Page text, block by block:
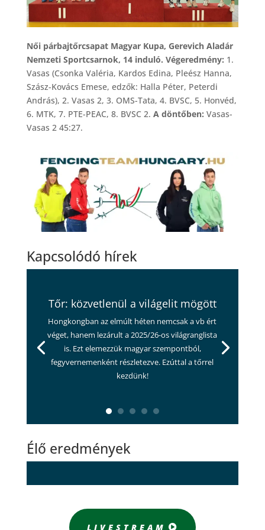
Női párbajtőrcsapat Magyar Kupa, Gerevich Aladár
Nemzeti Sportcsarnok, 14 induló. Végeredmény: 1.
Vasas (Csonka Valéria, Kardos Edina, Pleész Hanna,
Szász-Kovács Emese, edzők: Halla Péter, Peterdi
András), 2. Vasas 2, 3. OMS-Tata, 4. BVSC, 5. Honvéd,
6. MTK, 7. PTE-PEAC, 8. BVSC 2. A döntőben: Vasas-
Vasas 2 45:27.
Kapcsolódó hírek
Tőr: közvetlenül a világelit mögött
Hongkongban az elmúlt héten nemcsak a vb ért
véget, hanem lezárult a 2025/26-os világranglista
is. Ezt elemezzük magyar szempontból,
fegyvernemenként részletezve. Ezúttal a tőrrel
kezdünk!
Élő eredmények
LIVESTREAM